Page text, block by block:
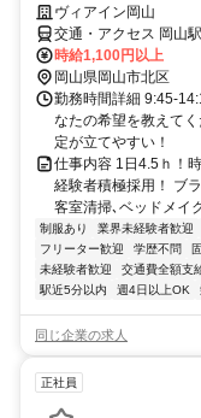
ヴィアイン岡山
交通・アクセス 岡山
時給1,100円以上
岡山県岡山市北区
勤務時間詳細 9:45-
なたの希望を教えて
定が立てやすい！
仕事内容 1日4.5ｈ！
経験者積極採用！ ブ
客室清掃､ベッドメイ
制服あり 業界未経験者歓迎
フリーター歓迎
学歴不問
未経験者歓迎
交通費全額支
駅近5分以内
週4日以上OK
同じ企業の求人
正社員